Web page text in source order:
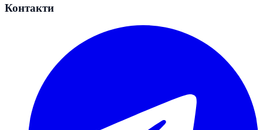
Контакти